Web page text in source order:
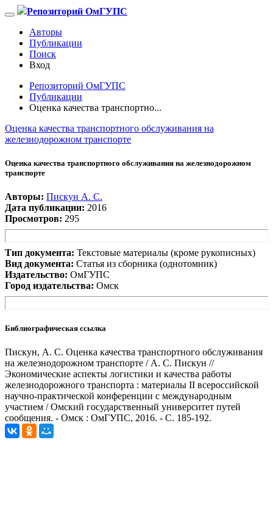
Репозиторий ОмГУПС
Авторы
Публикации
Поиск
Вход
Репозиторий ОмГУПС
Публикации
Оценка качества транспортно...
Оценка качества транспортного обслуживания на
железнодорожном транспорте
Оценка качества транспортного обслуживания на железнодорожном
транспорте
Авторы: Пискун А. С.
Дата публикации: 2016
Просмотров: 295
Тип документа: Текстовые материалы (кроме рукописных)
Вид документа: Статья из сборника (однотомник)
Издательство: ОмГУПС
Город издательства: Омск
Библиографическая ссылка
Пискун, А. С. Оценка качества транспортного обслуживания
на железнодорожном транспорте / А. С. Пискун //
Экономические аспекты логистики и качества работы
железнодорожного транспорта : материалы II всероссийской
научно-практической конференции с международным
участием / Омский государственный университет путей
сообщения. - Омск : ОмГУПС, 2016. - С. 185-192.